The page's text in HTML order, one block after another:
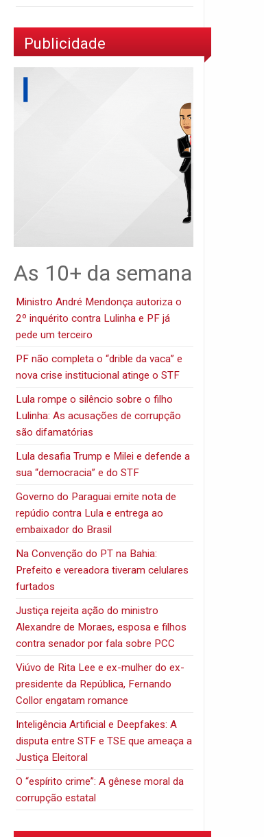
Publicidade
As 10+ da semana
Ministro André Mendonça autoriza o
2º inquérito contra Lulinha e PF já
pede um terceiro
PF não completa o “drible da vaca” e
nova crise institucional atinge o STF
Lula rompe o silêncio sobre o filho
Lulinha: As acusações de corrupção
são difamatórias
Lula desafia Trump e Milei e defende a
sua “democracia” e do STF
Governo do Paraguai emite nota de
repúdio contra Lula e entrega ao
embaixador do Brasil
Na Convenção do PT na Bahia:
Prefeito e vereadora tiveram celulares
furtados
Justiça rejeita ação do ministro
Alexandre de Moraes, esposa e filhos
contra senador por fala sobre PCC
Viúvo de Rita Lee e ex-mulher do ex-
presidente da República, Fernando
Collor engatam romance
Inteligência Artificial e Deepfakes: A
disputa entre STF e TSE que ameaça a
Justiça Eleitoral
O “espírito crime”: A gênese moral da
corrupção estatal